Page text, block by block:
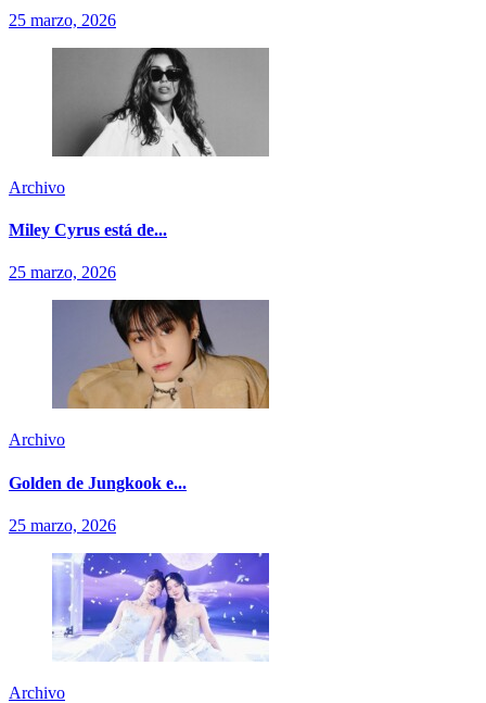
25 marzo, 2026
Archivo
Miley Cyrus está de...
25 marzo, 2026
Archivo
Golden de Jungkook e...
25 marzo, 2026
Archivo